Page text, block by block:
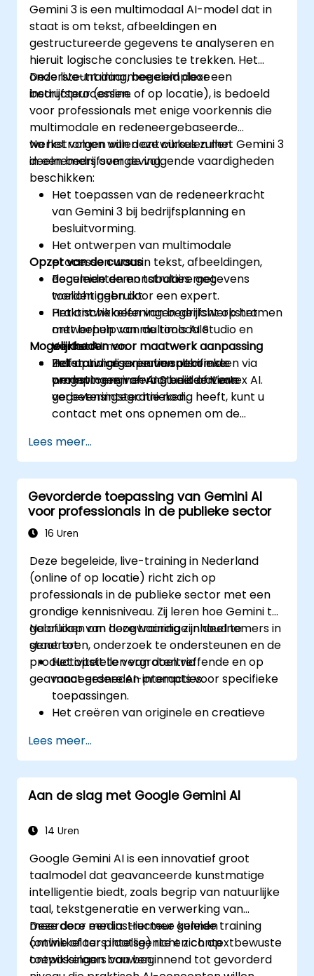
Gemini 3 is een multimodaal AI-model dat in
staat is om tekst, afbeeldingen en
gestructureerde gegevens te analyseren en
hieruit logische conclusies te trekken. Het
ondersteunt daarmee complexe
bedrijfsprocessen.
Deze live-training, begeleid door een
instructeur (online of op locatie), is bedoeld
voor professionals met enige voorkennis die
multimodale en redeneergebaseerde
werkstromen willen ontwikkelen met Gemini 3
in een bedrijfsomgeving.
Na het volgen van deze cursus zullen
deelnemers over de volgende vaardigheden
beschikken:
Het toepassen van de redeneerkracht
van Gemini 3 bij bedrijfsplanning en
besluitvorming.
Het ontwerpen van multimodale
processen waarin tekst, afbeeldingen,
documenten en tabulaire gegevens
worden gebruikt.
Het ontwikkelen van bedrijfswerkstromen
met behulp van de tools AI Studio en
Vertex AI.
Het optimaliseren van uitkomsten via
prompt-engineering en iteratieve
verbeteringstechnieken.
Opzet van de cursus
Begeleide demonstraties met
toelichtingen door een expert.
Praktische oefeningen gericht op het
ontwerpen van multimodale
werkstromen.
Zelfstandige experimenten in de
omgevingen van AI Studio of Vertex AI.
Mogelijkheden voor maatwerk aanpassing
Indien uw organisatie specifieke
werkstromen of voorbeelden van
gegevensintegratie nodig heeft, kunt u
contact met ons opnemen om de
Lees meer...
Gevorderde toepassing van Gemini AI
voor professionals in de publieke sector
16 Uren
Deze begeleide, live-training in Nederland
(online of op locatie) richt zich op
professionals in de publieke sector met een
grondige kennisniveau. Zij leren hoe Gemini te
gebruiken om hoogwaardige inhoud te
genereren, onderzoek te ondersteunen en de
productiviteit te vergroten via
geavanceerdere AI-interacties.
Na afloop van deze training zijn deelnemers in
staat tot:
Het opstellen van doeltreffende en op
maat gesneden prompts voor specifieke
toepassingen.
Het creëren van originele en creatieve
Het samenvatten en vergelijken van
complexe informatie met grote
nauwkeurigheid.
Het inzetten van Gemini voor
ordenen van ideeën.
Lees meer...
Aan de slag met Google Gemini AI
14 Uren
Google Gemini AI is een innovatief groot
taalmodel dat geavanceerde kunstmatige
intelligentie biedt, zoals begrip van natuurlijke
taal, tekstgeneratie en verwerking van
meerdere media. Hiermee kunnen
ontwikkelaars intelligente en contextbewuste
toepassingen bouwen.
Deze door een instructeur geleide training
(online of ter plaatse) richt zich op
ontwikkelaars van beginnend tot gevorderd